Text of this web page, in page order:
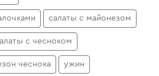
салаты с майонезом
с чесноком
чеснока ужин